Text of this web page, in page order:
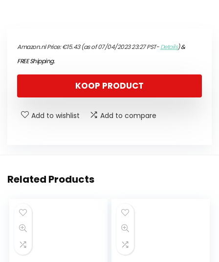
Amazon.nl Price:€15.43(as of 07/04/2023 23:27 PST-Details)&
FREE Shipping.
KOOP PRODUCT
Add to wishlist Add to compare
Related Products